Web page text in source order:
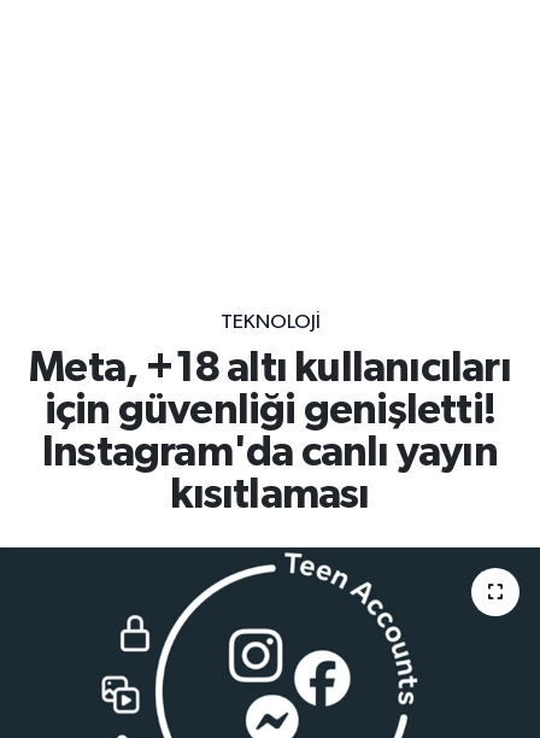
TEKNOLOJI
Meta, +18 altı kullanıcıları
için güvenliği genişletti!
Instagram'da canlı yayın
kısıtlaması